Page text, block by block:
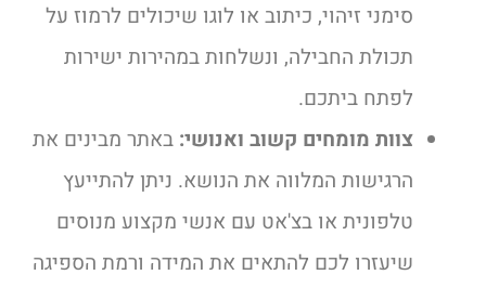
סימני זיהוי, כיתוב או לוגו שיכולים לרמוז על
תכולת החבילה, ונשלחות במהירות ישירות
לפתח ביתכם.
צוות מומחים קשוב ואנושי: באתר מבינים את
הרגישות המלווה את הנושא. ניתן להתייעץ
טלפונית או בצ'אט עם אנשי מקצוע מנוסים
שיעזרו לכם להתאים את המידה ורמת הספיגה